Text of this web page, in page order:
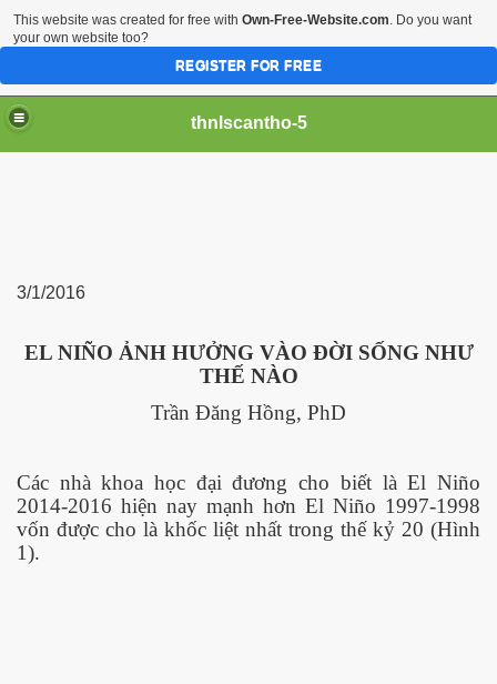
thnlscantho-5
3/1/2016
EL NIÑO ẢNH HƯỞNG VÀO ĐỜI SỐNG NHƯ
THẾ NÀO
Trần Đăng Hồng, PhD
Các nhà khoa học đại đương cho biết là El Niño
2014-2016 hiện nay mạnh hơn El Niño 1997-1998
vốn được cho là khốc liệt nhất trong thế kỷ 20 (Hình
1).
sư
This website was created for free with Own-Free-Website.com. Do you want
your own website too?
REGISTER FOR FREE